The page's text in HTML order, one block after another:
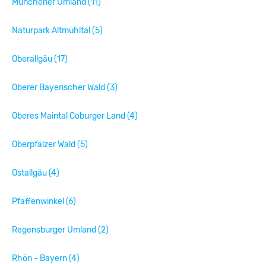
Naturpark Altmühltal (5)
Oberallgäu (17)
Oberer Bayerischer Wald (3)
Oberes Maintal Coburger Land (4)
Oberpfälzer Wald (5)
Ostallgäu (4)
Pfaffenwinkel (6)
Regensburger Umland (2)
Rhön - Bayern (4)